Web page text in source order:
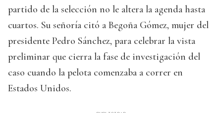
partido de la selección no le altera la agenda hasta
cuartos. Su señoría citó a Begoña Gómez, mujer del
presidente Pedro Sánchez, para celebrar la vista
preliminar que cierra la fase de investigación del
caso cuando la pelota comenzaba a correr en
Estados Unidos.